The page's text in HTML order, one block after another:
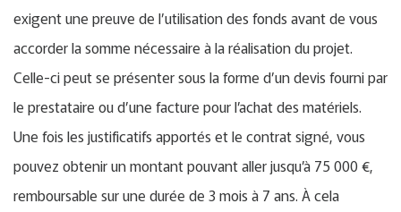
exigent une preuve de l’utilisation des fonds avant de vous
accorder la somme nécessaire à la réalisation du projet.
Celle-ci peut se présenter sous la forme d’un devis fourni par
le prestataire ou d’une facture pour l’achat des matériels.
Une fois les justificatifs apportés et le contrat signé, vous
pouvez obtenir un montant pouvant aller jusqu’à 75 000 €,
remboursable sur une durée de 3 mois à 7 ans. À cela